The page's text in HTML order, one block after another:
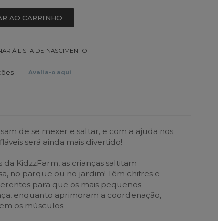
AO CARRINHO
À LISTA DE NASCIMENTO
Avalia-o aqui
de se mexer e saltar, e com a ajuda nos
será ainda mais divertido!
da KidzzFarm, as crianças saltitam
no parque ou no jardim! Têm chifres e
para que os mais pequenos
enquanto aprimoram a coordenação,
os músculos.